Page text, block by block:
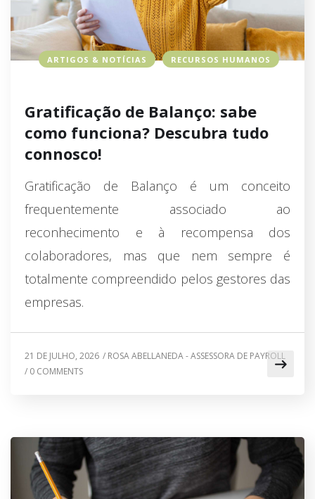
ARTIGOS & NOTÍCIAS RECURSOS HUMANOS
Gratificação de Balanço: sabe
como funciona? Descubra tudo
connosco!
Gratificação de Balanço é um conceito
frequentemente associado ao
reconhecimento e à recompensa dos
colaboradores, mas que nem sempre é
totalmente compreendido pelos gestores das
empresas.
21 DE JULHO, 2026 / ROSA ABELLANEDA - ASSESSORA DE PAYROLL
/ 0 COMMENTS